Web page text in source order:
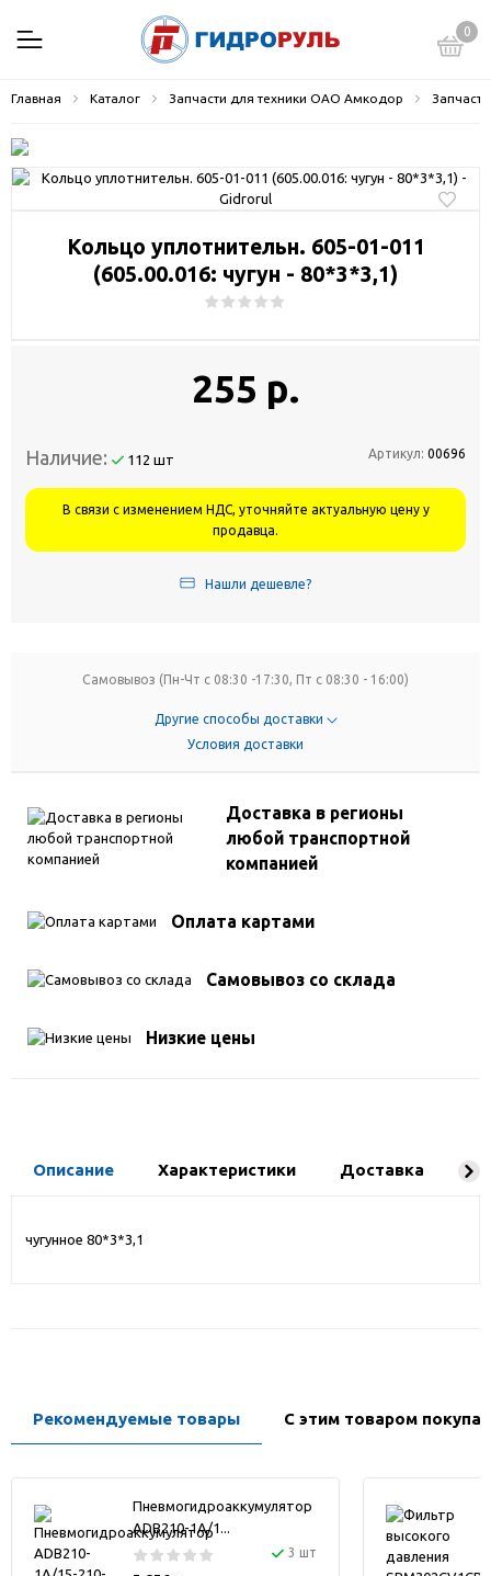
0
Главная Каталог Запчасти для техники ОАО Амкодор
Кольцо уплотнительн. 605-01-011
(605.00.016: чугун - 80*3*3,1)
255 р.
Наличие: 112 шт Артикул: 00696
В связи с изменением НДС, уточняйте актуальную цену у
продавца.
Нашли дешевле?
Самовывоз (Пн-Чт с 08:30 -17:30, Пт с 08:30 - 16:00)
Другие способы доставки
Условия доставки
Доставка в регионы
любой транспортной
компанией
Оплата картами
Самовывоз со склада
Низкие цены
Описание Характеристики Доставка
чугунное 80*3*3,1
Рекомендуемые товары С этим товаром
Пневмогидроаккумулятор
ADB210-1A/1...
3 шт